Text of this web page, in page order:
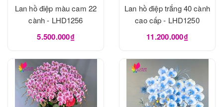
Lan hồ điệp màu cam 22
cành - LHD1256
5.500.000₫
Lan hồ điệp trắng 40 cành
cao cấp - LHD1250
11.200.000₫